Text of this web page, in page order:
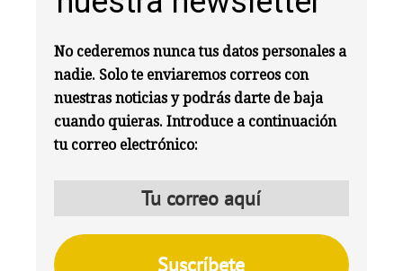
No cederemos nunca tus datos personales a
nadie. Solo te enviaremos correos con
nuestras noticias y podrás darte de baja
cuando quieras. Introduce a continuación
tu correo electrónico: